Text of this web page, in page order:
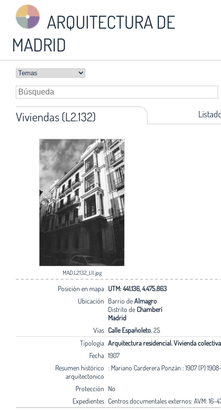
ARQUITECTURA DE
MADRID
Viviendas (L2.132)
MAD.L2132_LII.jpg
Posición en mapa UTM: 441.136, 4.475.863
Ubicación Barrio deAlmagro
Distrito de Chamberí
Madrid
Vías Calle Españoleto, 25
Tipología Arquitectura residencial. Vivienda colectiva
Fecha 1907
Resumen histórico
arquitectonico
: Mariano Carderera Ponzán : 1907 (P)
Protección No
Expedientes Centros documentales externos: AVM: 16-